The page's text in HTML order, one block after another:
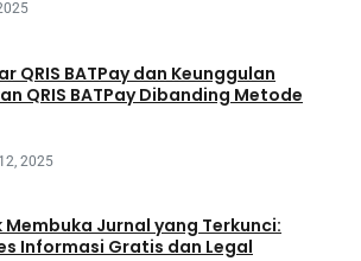
QRIS BATPay dan Keunggulan
QRIS BATPay Dibanding Metode
2025
Membuka Jurnal yang Terkunci:
Informasi Gratis dan Legal